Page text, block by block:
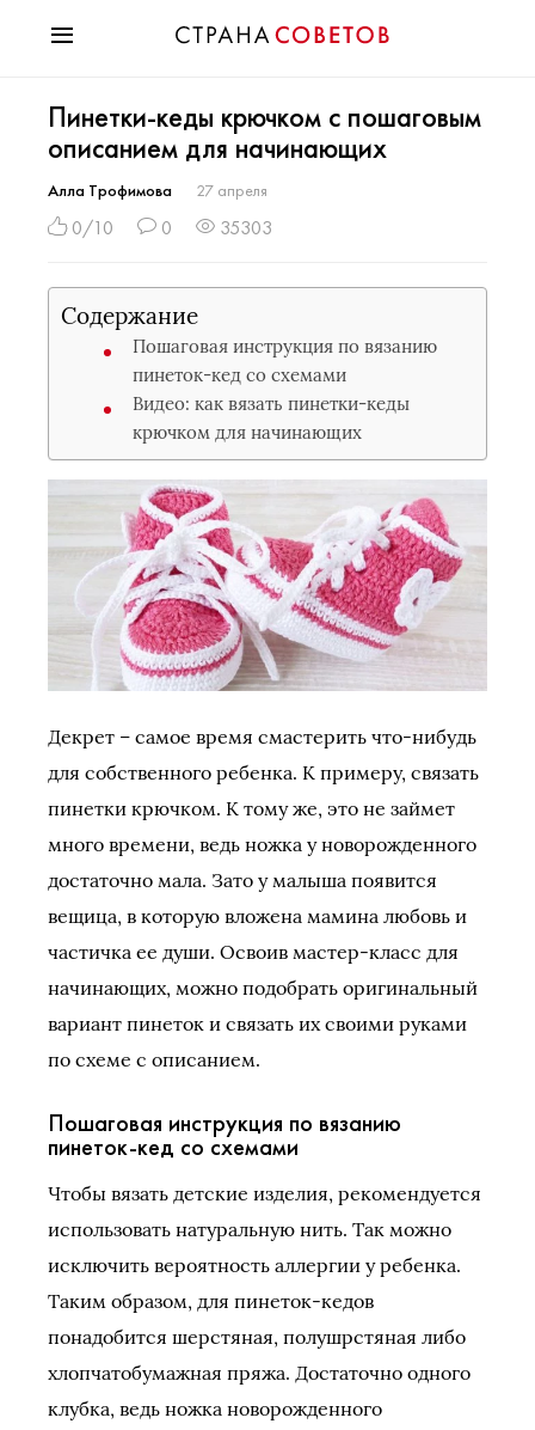
Мода
Звезды
Гороскопы
Здоровье
Хобби
Разное
Праздники
Пинетки-кеды крючком с пошаговым
описанием для начинающих
Алла Трофимова 27 апреля
0/10 0 35303
Содержание
Пошаговая инструкция по вязанию
пинеток-кед со схемами
Видео: как вязать пинетки-кеды
крючком для начинающих
Декрет – самое время смастерить что-нибудь
для собственного ребенка. К примеру, связать
пинетки крючком. К тому же, это не займет
много времени, ведь ножка у новорожденного
достаточно мала. Зато у малыша появится
вещица, в которую вложена мамина любовь и
частичка ее души. Освоив мастер-класс для
начинающих, можно подобрать оригинальный
вариант пинеток и связать их своими руками
по схеме с описанием.
Пошаговая инструкция по вязанию
пинеток-кед со схемами
Чтобы вязать детские изделия, рекомендуется
использовать натуральную нить. Так можно
исключить вероятность аллергии у ребенка.
Таким образом, для пинеток-кедов
понадобится шерстяная, полушрстяная либо
хлопчатобумажная пряжа. Достаточно одного
клубка, ведь ножка новорожденного